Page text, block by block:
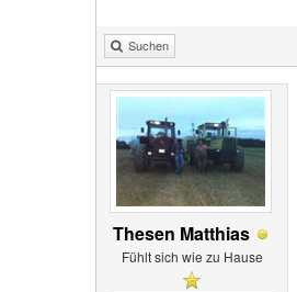
Suchen
Thesen Matthias
Fühlt sich wie zu Hause